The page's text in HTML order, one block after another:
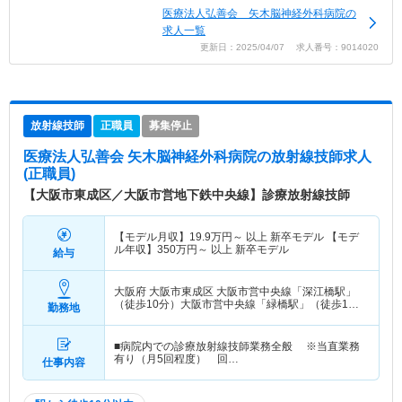
医療法人弘善会 矢木脳神経外科病院の
求人一覧
更新日：2025/04/07 求人番号：9014020
放射線技師 正職員 募集停止
医療法人弘善会 矢木脳神経外科病院の放射線技師求人
(正職員)
【大阪市東成区／大阪市営地下鉄中央線】診療放射線技師
給与
【モデル月収】 19.9万円～ 以上 新卒モデル 【モデ
ル年収】 350万円～ 以上 新卒モデル
勤務地
大阪府 大阪市東成区 大阪市営中央線「深江橋駅」
（徒歩10分）大阪市営中央線「緑橋駅」（徒歩10
仕事内容
■病院内での診療放射線技師業務全般 ※当直業務
有り（月5回程度） 回…